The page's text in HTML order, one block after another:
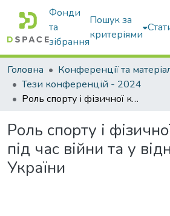
Фонди
та
зібрання
Пошук за
критеріями
Головна
Тези конференцій - 2024
Роль спорту і фізичної культури під час війни та у відновленні України
Роль спорту і
під час війни та у
України